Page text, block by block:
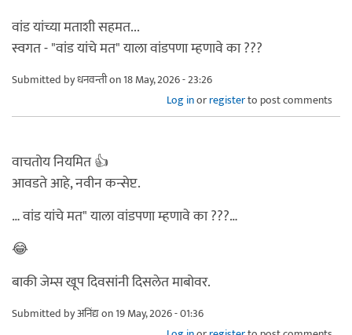
वांड यांच्या मताशी सहमत...
स्वगत - "वांड यांचे मत" याला वांडपणा म्हणावे का ???
Submitted byधनवन्तीon 18 May, 2026 - 23:26
Log inorregisterto post comments
वाचतोय नियमित 👍
आवडते आहे, नवीन कन्सेप्ट.
… वांड यांचे मत" याला वांडपणा म्हणावे का ???…
😂
बाकी जेम्स खूप दिवसांनी दिसलेत माबोवर.
Submitted byअनिंद्यon 19 May, 2026 - 01:36